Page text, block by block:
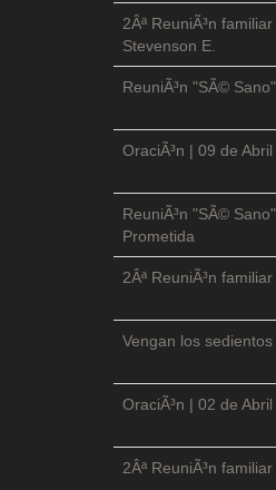
2Âª ReuniÃ³n
Stevenson E.
ReuniÃ³n "SÃ©
OraciÃ³n | 09 de
ReuniÃ³n "SÃ©
Prometida
2Âª ReuniÃ³n
Vengan los
OraciÃ³n | 02 de
2Âª ReuniÃ³n